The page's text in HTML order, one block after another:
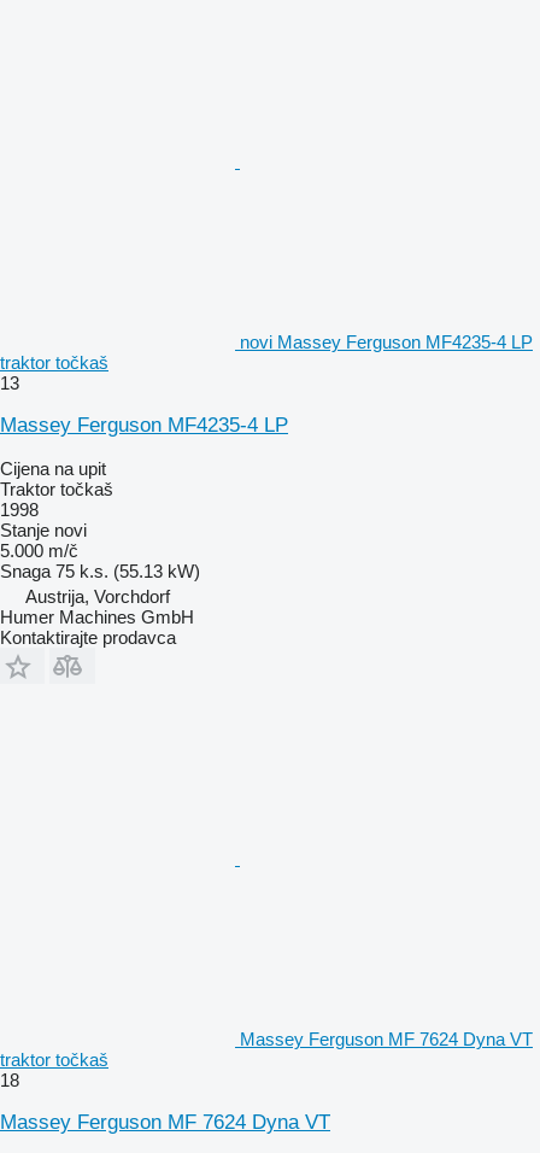
novi Massey Ferguson MF4235-4 LP
traktor točkaš
13
Massey Ferguson MF4235-4 LP
Cijena na upit
Traktor točkaš
1998
Stanje novi
5.000 m/č
Snaga 75 k.s. (55.13 kW)
Austrija, Vorchdorf
Humer Machines GmbH
Kontaktirajte prodavca
Massey Ferguson MF 7624 Dyna VT
traktor točkaš
18
Massey Ferguson MF 7624 Dyna VT